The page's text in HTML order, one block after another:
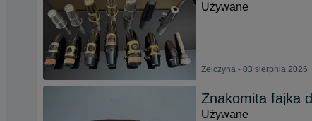
Używane
Zelczyna - 03 sierpnia 2026
Znakomita fajka
Używane